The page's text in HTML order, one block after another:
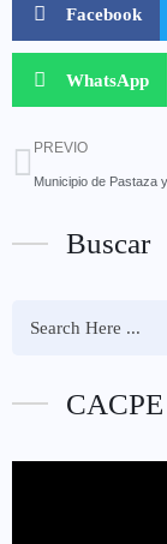
Facebook
WhatsApp
PREVIO
Buscar
CACPE